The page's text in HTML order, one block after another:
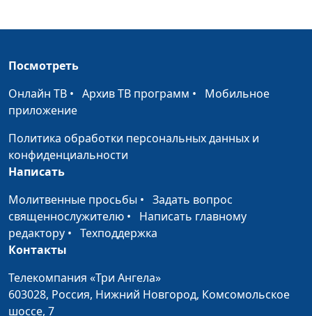
Последствия греха
священнослужитель
Осознание греха и
священнослужитель
Долготерпение Бога
Алексей Бритов,
Время для веры в Бога
Алексей Бритов,
#347
Посмотреть
Онлайн ТВ • Архив ТВ программ • Мобильное
приложение
Политика обработки персональных данных и
конфиденциальности
Написать
Молитвенные просьбы • Задать вопрос
священнослужителю • Написать главному
редактору • Техподдержка
Контакты
Телекомпания «Три Ангела»
603028, Россия, Нижний Новгород, Комсомольское
шоссе, 7